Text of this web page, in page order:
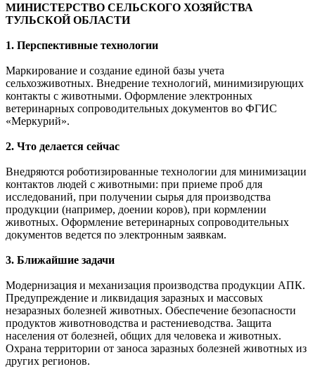
МИНИСТЕРСТВО СЕЛЬСКОГО ХОЗЯЙСТВА
ТУЛЬСКОЙ ОБЛАСТИ
1. Перспективные технологии
Маркирование и создание единой базы учета
сельхозживотных. Внедрение технологий, минимизирующих
контакты с животными. Оформление электронных
ветеринарных сопроводительных документов во ФГИС
«Меркурий».
2. Что делается сейчас
Внедряются роботизированные технологии для минимизации
контактов людей с животными: при приеме проб для
исследований, при получении сырья для производства
продукции (например, доении коров), при кормлении
животных. Оформление ветеринарных сопроводительных
документов ведется по электронным заявкам.
3. Ближайшие задачи
Модернизация и механизация производства продукции АПК.
Предупреждение и ликвидация заразных и массовых
незаразных болезней животных. Обеспечение безопасности
продуктов животноводства и растениеводства. Защита
населения от болезней, общих для человека и животных.
Охрана территории от заноса заразных болезней животных из
других регионов.